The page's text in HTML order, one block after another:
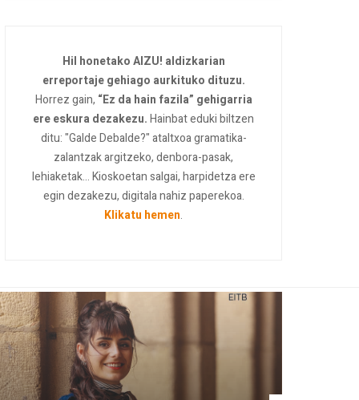
Hil honetako AIZU! aldizkarian
erreportaje gehiago aurkituko dituzu.
Horrez gain, “Ez da hain fazila” gehigarria
ere eskura dezakezu.Hainbat eduki biltzen
ditu: "Galde Debalde?" ataltxoa gramatika-
zalantzak argitzeko, denbora-pasak,
lehiaketak... Kioskoetan salgai, harpidetza ere
egin dezakezu, digitala nahiz paperekoa.
Klikatu hemen.